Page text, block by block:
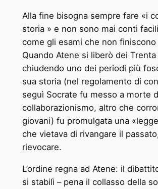
Alla fine bisogna sempre fare «i
storia » e non sono mai conti
come gli esami che non finiscono
Quando Atene si liberò dei
chiudendo uno dei periodi più
sua storia (nel regolamento di
seguì Socrate fu messo a morte
collaborazionismo, altro che
giovani) fu promulgata una
che vietava di rivangare il
rievocare.
L’ordine regna ad Atene: il
si stabilì – pena il collasso della